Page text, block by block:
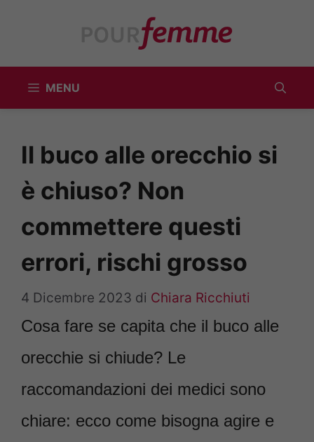
MENU
Il buco alle orecchio si
è chiuso? Non
commettere questi
errori, rischi grosso
4 Dicembre 2023 di Chiara Ricchiuti
Cosa fare se capita che il buco alle
orecchie si chiude? Le
raccomandazioni dei medici sono
chiare: ecco come bisogna agire e